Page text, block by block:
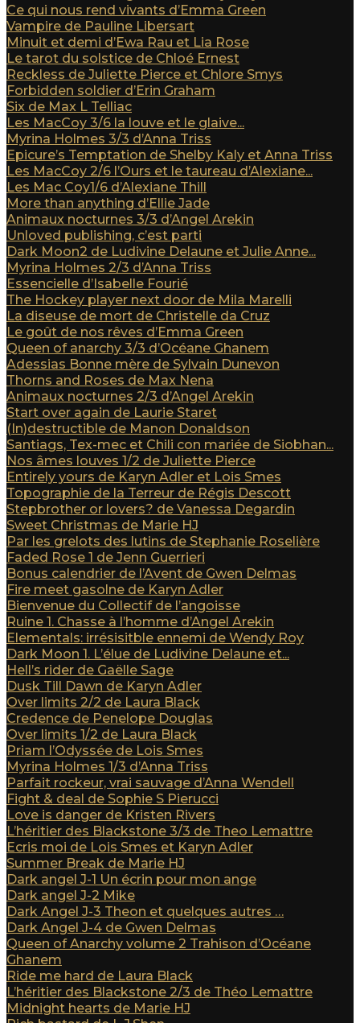
Ce qui nous rend vivants d’Emma Green
Vampire de Pauline Libersart
Minuit et demi d’Ewa Rau et Lia Rose
Le tarot du solstice de Chloé Ernest
Reckless de Juliette Pierce et Chlore Smys
Forbidden soldier d’Erin Graham
Six de Max L Telliac
Les MacCoy 3/6 la louve et le glaive...
Myrina Holmes 3/3 d’Anna Triss
Epicure’s Temptation de Shelby Kaly et Anna Triss
Les MacCoy 2/6 l’Ours et le taureau d’Alexiane...
Les Mac Coy1/6 d’Alexiane Thill
More than anything d’Ellie Jade
Animaux nocturnes 3/3 d’Angel Arekin
Unloved publishing, c’est parti
Dark Moon2 de Ludivine Delaune et Julie Anne...
Myrina Holmes 2/3 d’Anna Triss
Essencielle d’Isabelle Fourié
The Hockey player next door de Mila Marelli
La diseuse de mort de Christelle da Cruz
Le goût de nos rêves d’Emma Green
Queen of anarchy 3/3 d’Océane Ghanem
Adessias Bonne mère de Sylvain Dunevon
Thorns and Roses de Max Nena
Animaux nocturnes 2/3 d’Angel Arekin
Start over again de Laurie Staret
(In)destructible de Manon Donaldson
Santiags, Tex-mec et Chili con mariée de Siobhan...
Nos âmes louves 1/2 de Juliette Pierce
Entirely yours de Karyn Adler et Lois Smes
Topographie de la Terreur de Régis Descott
Stepbrother or lovers? de Vanessa Degardin
Sweet Christmas de Marie HJ
Par les grelots des lutins de Stephanie Roselière
Faded Rose 1 de Jenn Guerrieri
Bonus calendrier de l’Avent de Gwen Delmas
Fire meet gasolne de Karyn Adler
Bienvenue du Collectif de l’angoisse
Ruine 1. Chasse à l’homme d’Angel Arekin
Elementals: irrésisitble ennemi de Wendy Roy
Dark Moon 1. L’élue de Ludivine Delaune et...
Hell’s rider de Gaëlle Sage
Dusk Till Dawn de Karyn Adler
Over limits 2/2 de Laura Black
Credence de Penelope Douglas
Over limits 1/2 de Laura Black
Priam l’Odyssée de Lois Smes
Myrina Holmes 1/3 d’Anna Triss
Parfait rockeur, vrai sauvage d’Anna Wendell
Fight & deal de Sophie S Pierucci
Love is danger de Kristen Rivers
L’héritier des Blackstone 3/3 de Theo Lemattre
Ecris moi de Lois Smes et Karyn Adler
Summer Break de Marie HJ
Dark angel J-1 Un écrin pour mon ange
Dark angel J-2 Mike
Dark Angel J-3 Theon et quelques autres …
Dark Angel J-4 de Gwen Delmas
Queen of Anarchy volume 2 Trahison d’Océane
Ghanem
Ride me hard de Laura Black
L’héritier des Blackstone 2/3 de Théo Lemattre
Midnight hearts de Marie HJ